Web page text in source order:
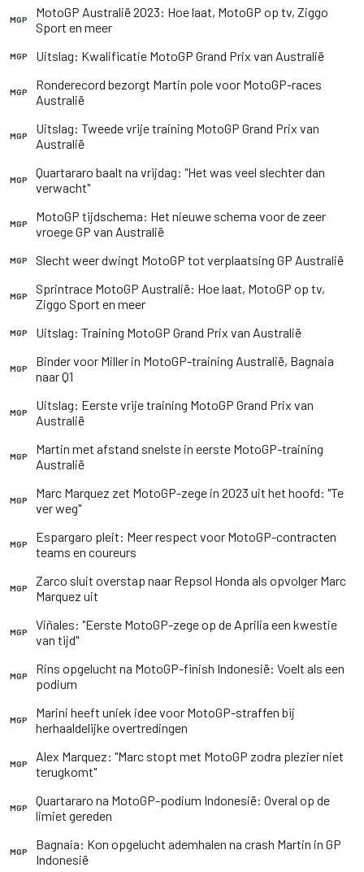
MGP
MotoGP Australië 2023: Hoe laat, MotoGP op tv, Ziggo
Sport en meer
MGP Uitslag: Kwalificatie MotoGP Grand Prix van Australië
MGP
Ronderecord bezorgt Martin pole voor MotoGP-races
Australië
MGP
Uitslag: Tweede vrije training MotoGP Grand Prix van
Australië
MGP
Quartararo baalt na vrijdag: "Het was veel slechter dan
verwacht"
MGP
MotoGP tijdschema: Het nieuwe schema voor de zeer
vroege GP van Australië
MGP Slecht weer dwingt MotoGP tot verplaatsing GP Australië
MGP
Sprintrace MotoGP Australië: Hoe laat, MotoGP op tv,
Ziggo Sport en meer
MGP Uitslag: Training MotoGP Grand Prix van Australië
MGP
Binder voor Miller in MotoGP-training Australië, Bagnaia
naar Q1
MGP
Uitslag: Eerste vrije training MotoGP Grand Prix van
Australië
MGP
Martin met afstand snelste in eerste MotoGP-training
Australië
MGP
Marc Marquez zet MotoGP-zege in 2023 uit het hoofd: "Te
ver weg"
MGP
Espargaro pleit: Meer respect voor MotoGP-contracten
teams en coureurs
MGP
Zarco sluit overstap naar Repsol Honda als opvolger Marc
Marquez uit
MGP
Viñales: "Eerste MotoGP-zege op de Aprilia een kwestie
van tijd"
MGP
Rins opgelucht na MotoGP-finish Indonesië: Voelt als een
podium
MGP
Marini heeft uniek idee voor MotoGP-straffen bij
herhaaldelijke overtredingen
MGP
Alex Marquez: "Marc stopt met MotoGP zodra plezier niet
terugkomt"
MGP
Quartararo na MotoGP-podium Indonesië: Overal op de
limiet gereden
MGP
Bagnaia: Kon opgelucht ademhalen na crash Martin in GP
Indonesië